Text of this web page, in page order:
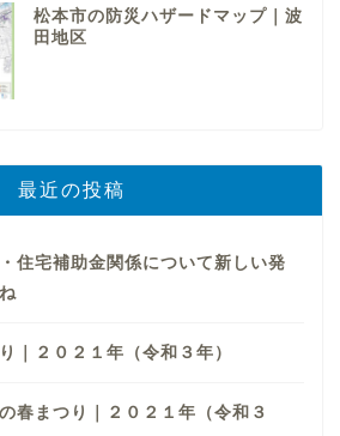
松本市の防災ハザードマップ｜波
田地区
最近の投稿
住宅補助金関係について新しい発
｜２０２１年（令和３年）
春まつり｜２０２１年（令和３